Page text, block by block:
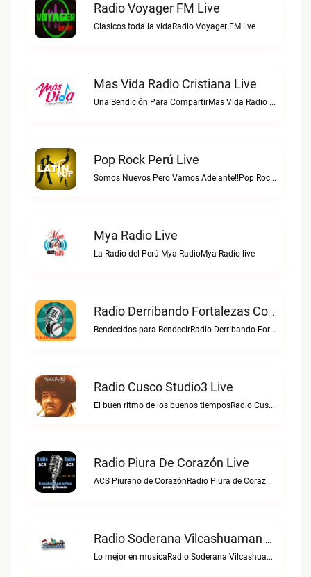
Radio Voyager FM Live
Clasicos toda la vidaRadio Voyager FM live
Mas Vida Radio Cristiana Live
Una Bendición Para CompartirMas Vida Radio Cristiana live
Pop Rock Perú Live
Somos Nuevos Pero Vamos Adelante!!Pop Rock Perú live
Mya Radio Live
La Radio del Perú Mya RadioMya Radio live
Radio Derribando Fortalezas Con Cristo Live
Bendecidos para BendecirRadio Derribando Fortalezas con Cristo live
Radio Cusco Studio3 Live
El buen ritmo de los buenos tiemposRadio Cusco Studio3 live
Radio Piura De Corazón Live
ACS Piurano de CorazónRadio Piura de Corazón live
Radio Soderana Vilcashuaman Live
Lo mejor en musicaRadio Soderana Vilcashuaman live